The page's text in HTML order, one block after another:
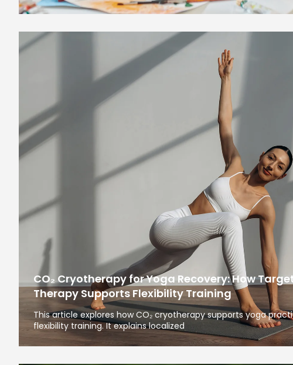
CO₂ Cryotherapy for Yoga Recovery: How
Therapy Supports Flexibility Training
This article explores how CO₂ cryotherapy supports yoga
flexibility training. It explains localized